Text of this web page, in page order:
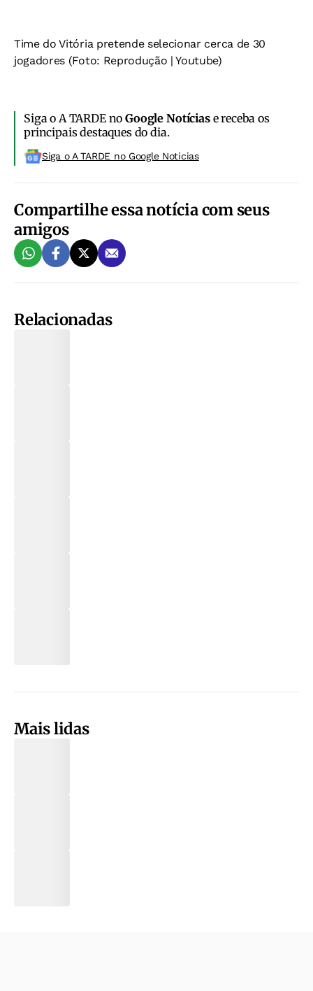
Time do Vitória pretende selecionar cerca de 30
jogadores (Foto: Reprodução | Youtube)
Siga o A TARDE noGoogle Notíciase receba os
principais destaques do dia.
Siga o A TARDE no Google Noticias
Compartilhe essa notícia com seus
amigos
Relacionadas
Mais lidas